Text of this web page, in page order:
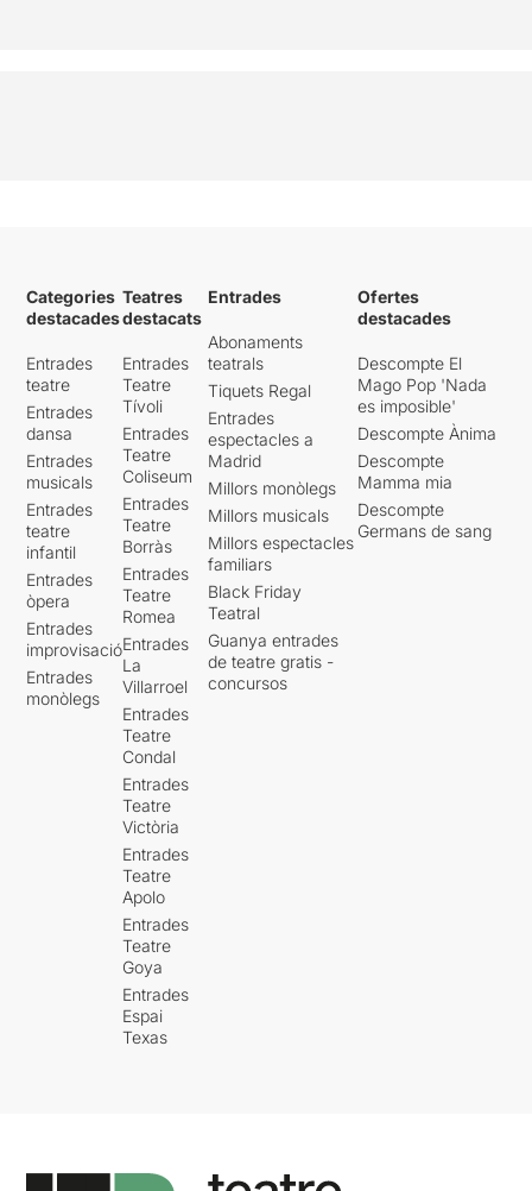
Categories
destacades
Entrades
teatre
Entrades
dansa
Entrades
musicals
Entrades
teatre
infantil
Entrades
òpera
Entrades
improvisació
Entrades
monòlegs
Teatres
destacats
Entrades
Teatre
Tívoli
Entrades
Teatre
Coliseum
Entrades
Teatre
Borràs
Entrades
Teatre
Romea
Entrades
La
Villarroel
Entrades
Teatre
Condal
Entrades
Teatre
Victòria
Entrades
Teatre
Apolo
Entrades
Teatre
Goya
Entrades
Espai
Texas
Entrades
Abonaments
teatrals
Tiquets Regal
Entrades
espectacles a
Madrid
Millors monòlegs
Millors musicals
Millors espectacles
familiars
Black Friday
Teatral
Guanya entrades
de teatre gratis -
concursos
Ofertes
destacades
Descompte El
Mago Pop 'Nada
es imposible'
Descompte Ànima
Descompte
Mamma mia
Descompte
Germans de sang